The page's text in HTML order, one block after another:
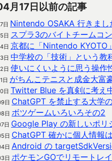
月17日以前の記事
日 Nintendo OSAKA 行きまし
日 スプラ3のバイトチームコ
日 京都に「Nintendo KYOTO
日 中学校の「技術」という
日 使いにくいように思う操作
日 がちんこテニスと成金大富
日 Twitter Blue を真剣に考え
日 ChatGPT を禁止する大学
日 ボツゲームいろいろその2
日 Google Play の新しいポリ
日 ChatGPT 確かに個人情報
日 Android の
日 ポケモンGOでリモートレ